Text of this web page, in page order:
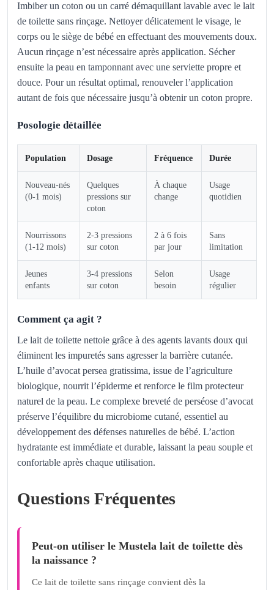
Imbiber un coton ou un carré démaquillant lavable avec le lait
de toilette sans rinçage. Nettoyer délicatement le visage, le
corps ou le siège de bébé en effectuant des mouvements doux.
Aucun rinçage n’est nécessaire après application. Sécher
ensuite la peau en tamponnant avec une serviette propre et
douce. Pour un résultat optimal, renouveler l’application
autant de fois que nécessaire jusqu’à obtenir un coton propre.
Posologie détaillée
Population Dosage Fréquence Durée
Nouveau-nés
(0-1 mois)
Quelques
pressions sur
coton
À chaque
change
Usage
quotidien
Nourrissons
(1-12 mois)
2-3 pressions
sur coton
2 à 6 fois
par jour
Sans
limitation
Jeunes
enfants
3-4 pressions
sur coton
Selon
besoin
Usage
régulier
Comment ça agit ?
Le lait de toilette nettoie grâce à des agents lavants doux qui
éliminent les impuretés sans agresser la barrière cutanée.
L’huile d’avocat persea gratissima, issue de l’agriculture
biologique, nourrit l’épiderme et renforce le film protecteur
naturel de la peau. Le complexe breveté de perséose d’avocat
préserve l’équilibre du microbiome cutané, essentiel au
développement des défenses naturelles de bébé. L’action
hydratante est immédiate et durable, laissant la peau souple et
confortable après chaque utilisation.
Questions Fréquentes
Peut-on utiliser le Mustela lait de toilette dès
la naissance ?
Ce lait de toilette sans rinçage convient dès la